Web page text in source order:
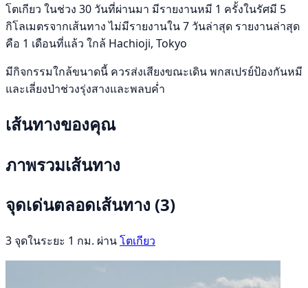
โตเกียว ในช่วง 30 วันที่ผ่านมา มีรายงานหมี 1 ครั้งในรัศมี 5
กิโลเมตรจากเส้นทาง ไม่มีรายงานใน 7 วันล่าสุด รายงานล่าสุด
คือ 1 เดือนที่แล้ว ใกล้ Hachioji, Tokyo
มีกิจกรรมใกล้ขนาดนี้ ควรส่งเสียงขณะเดิน พกสเปรย์ป้องกันหมี
และเลี่ยงป่าช่วงรุ่งสางและพลบค่ำ
เส้นทางของคุณ
ภาพรวมเส้นทาง
จุดเด่นตลอดเส้นทาง (3)
3 จุดในระยะ 1 กม. ผ่านโตเกียว